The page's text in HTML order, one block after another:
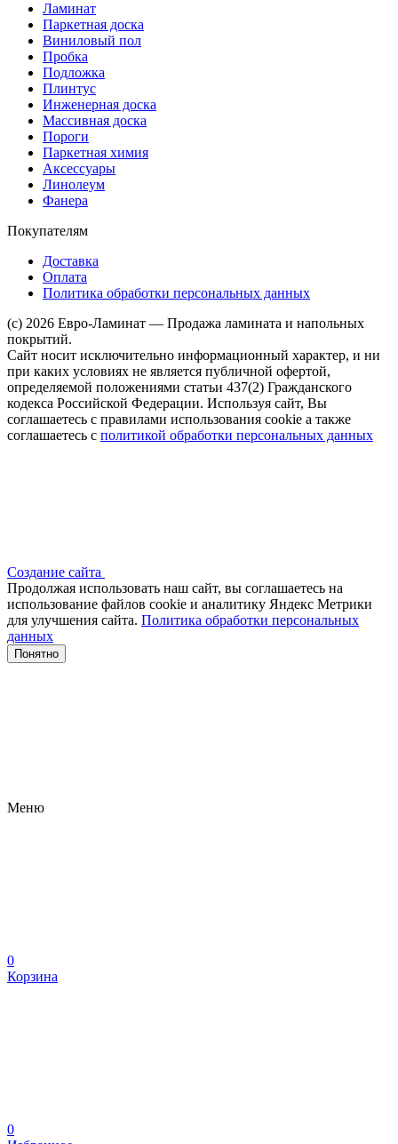
Ламинат
Паркетная доска
Виниловый пол
Пробка
Подложка
Плинтус
Инженерная доска
Массивная доска
Пороги
Паркетная химия
Аксессуары
Линолеум
Фанера
Покупателям
Доставка
Оплата
Политика обработки персональных данных
(c) 2026 Евро-Ламинат — Продажа ламината и напольных
покрытий.
Сайт носит исключительно информационный характер, и ни
при каких условиях не является публичной офертой,
определяемой положениями статьи 437(2) Гражданского
кодекса Российской Федерации. Используя сайт, Вы
соглашаетесь с правилами использования cookie а также
соглашаетесь с политикой обработки персональных данных
Создание сайта
Продолжая использовать наш сайт, вы соглашаетесь на
использование файлов сооkіе и аналитику Яндекс Метрики
для улучшения сайта. Политика обработки персональных
данных
Понятно
Меню
0
Корзина
0